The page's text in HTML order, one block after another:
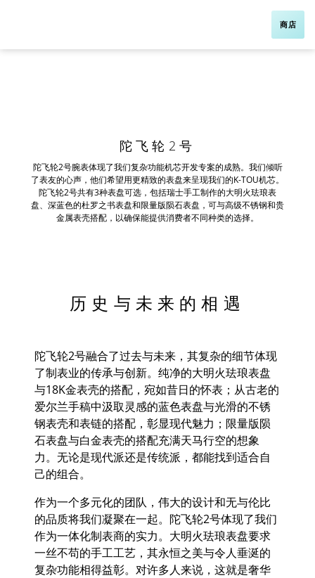
商店
陀飞轮2号
陀飞轮2号腕表体现了我们复杂功能机芯开发专案的成熟。我们倾听
了表友的心声，他们希望用更精致的表盘来呈现我们的K-TOU机芯。
陀飞轮2号共有3种表盘可选，包括瑞士手工制作的大明火珐琅表
盘、深蓝色的杜罗之书表盘和限量版陨石表盘，可与高级不锈钢和贵
金属表壳搭配，以确保能提供消费者不同种类的选择。
历史与未来的相遇
陀飞轮2号融合了过去与未来，其复杂的细节体现
了制表业的传承与创新。纯净的大明火珐琅表盘
与18K金表壳的搭配，宛如昔日的怀表；从古老的
爱尔兰手稿中汲取灵感的蓝色表盘与光滑的不锈
钢表壳和表链的搭配，彰显现代魅力；限量版陨
石表盘与白金表壳的搭配充满天马行空的想象
力。无论是现代派还是传统派，都能找到适合自
己的组合。
作为一个多元化的团队，伟大的设计和无与伦比
的品质将我们凝聚在一起。陀飞轮2号体现了我们
作为一体化制表商的实力。大明火珐琅表盘要求
一丝不苟的手工工艺，其永恒之美与令人垂涎的
复杂功能相得益彰。对许多人来说，这就是奢华